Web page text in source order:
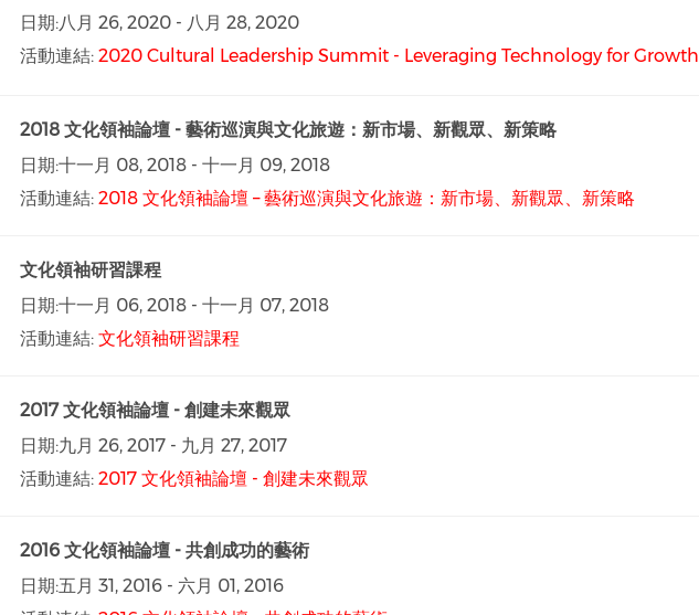
日期:八月 26, 2020- 八月 28, 2020
活動連結: 2020 Cultural Leadership Summit - Leveraging Technology for Growth
2018 文化領袖論壇 - 藝術巡演與文化旅遊：新市場、新觀眾、新策略
日期:十一月 08, 2018- 十一月 09, 2018
活動連結: 2018 文化領袖論壇 – 藝術巡演與文化旅遊：新市場、新觀眾、新策略
文化領袖研習課程
日期:十一月 06, 2018- 十一月 07, 2018
活動連結: 文化領袖研習課程
2017 文化領袖論壇 - 創建未來觀眾
日期:九月 26, 2017- 九月 27, 2017
活動連結: 2017 文化領袖論壇 - 創建未來觀眾
2016 文化領袖論壇 - 共創成功的藝術
日期:五月 31, 2016- 六月 01, 2016